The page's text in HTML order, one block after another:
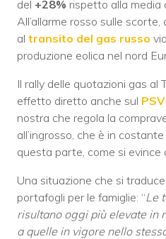
del +28% rispetto alla media
All’allarme rosso sulle
al transito del gas russo
produzione eolica nel nord
Il rally delle quotazioni gas al
effetto diretto anche sul PSV
nostra che regola la
all’ingrosso, che è in
questa parte, come si evince
Una situazione che si
portafogli per le famiglie: “Le
risultano oggi più elevate in
a quelle in vigore nello